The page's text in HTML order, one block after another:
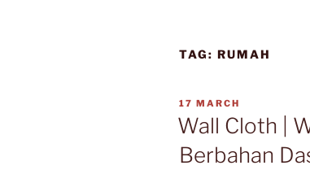
TAG: RUMAH
POSTED
ON
17 MARCH
Wall Cloth |
Berbahan